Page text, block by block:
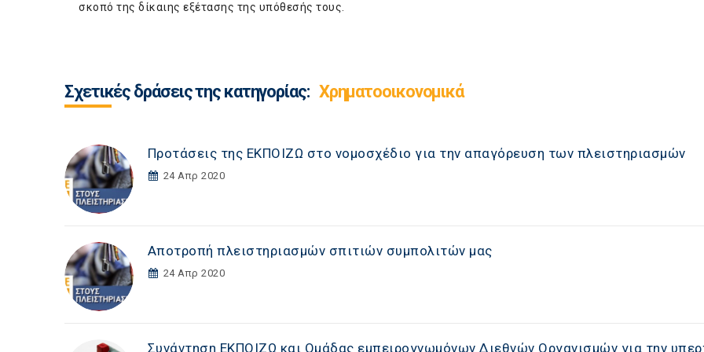
σκοπό της δίκαιης εξέτασης της υπόθεσής τους.
Σχετικές δράσεις της κατηγορίας: Χρηματοοικονομικά
Προτάσεις της ΕΚΠΟΙΖΩ στο νομοσχέδιο για την απαγόρευση των πλειστηριασμών
24 Απρ 2020
Αποτροπή πλειστηριασμών σπιτιών συμπολιτών μας
24 Απρ 2020
Συνάντηση ΕΚΠΟΙΖΩ και Ομάδας εμπειρογνωμόνων Διεθνών Οργανισμών για την